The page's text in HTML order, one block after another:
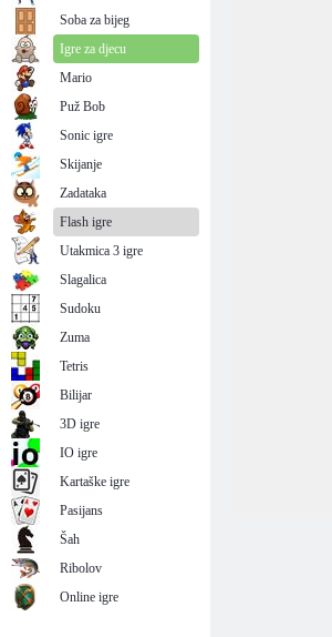
Soba za bijeg
Igre za djecu
Mario
Puž Bob
Sonic igre
Skijanje
Zadataka
Flash igre
Utakmica 3 igre
Slagalica
Sudoku
Zuma
Tetris
Bilijar
3D igre
IO igre
Kartaške igre
Pasijans
Šah
Ribolov
Online igre